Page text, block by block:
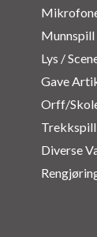
Munnspill
Lys /
Gave
Orff/
Trekkspill
Diverse